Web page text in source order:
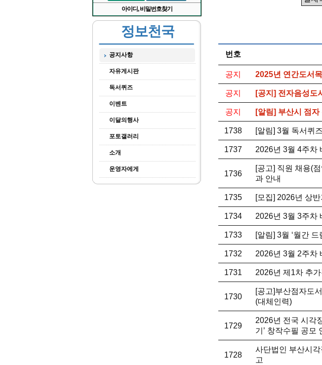
아이디, 비밀번호찾기
정보천국
공지사항
자유게시판
독서퀴즈
이벤트
이달의행사
포토갤러리
소개
운영자에게
번호
공지 2025년 연간도서
공지 [공지] 전자음성도
공지 [알림] 부산시 점
1738 [알림] 3월 독서퀴
1737 2026년 3월 4주차
1736
[공고] 직원 채용(
과 안내
1735 [모집] 2026년 상
1734 2026년 3월 3주차
1733 [알림] 3월 ‘월간 드
1732 2026년 3월 2주차
1731 2026년 제1차 추
1730
[공고]부산점자도
(대체인력)
1729
2026년 전국 시각
기’ 창작수필 공모
1728
사단법인 부산시
고